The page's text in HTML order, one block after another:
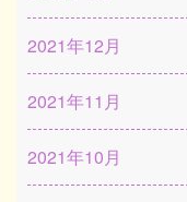
2021年12月
2021年11月
2021年10月